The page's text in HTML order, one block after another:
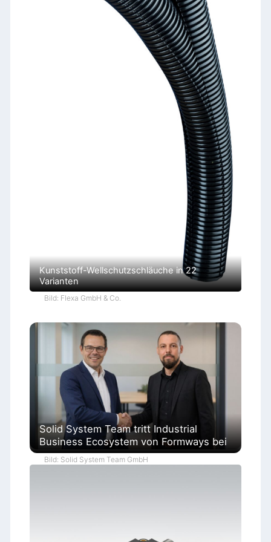
Kunststoff-Wellschutzschläuche in 22
Varianten
Bild: Flexa GmbH & Co.
Solid System Team tritt Industrial
Business Ecosystem von Formways bei
Bild: Solid System Team GmbH